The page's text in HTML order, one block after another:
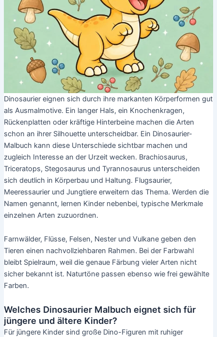
Dinosaurier eignen sich durch ihre markanten Körperformen gut
als Ausmalmotive. Ein langer Hals, ein Knochenkragen,
Rückenplatten oder kräftige Hinterbeine machen die Arten
schon an ihrer Silhouette unterscheidbar. Ein Dinosaurier-
Malbuch kann diese Unterschiede sichtbar machen und
zugleich Interesse an der Urzeit wecken. Brachiosaurus,
Triceratops, Stegosaurus und Tyrannosaurus unterscheiden
sich deutlich in Körperbau und Haltung. Flugsaurier,
Meeressaurier und Jungtiere erweitern das Thema. Werden die
Namen genannt, lernen Kinder nebenbei, typische Merkmale
einzelnen Arten zuzuordnen.
Farnwälder, Flüsse, Felsen, Nester und Vulkane geben den
Tieren einen nachvollziehbaren Rahmen. Bei der Farbwahl
bleibt Spielraum, weil die genaue Färbung vieler Arten nicht
sicher bekannt ist. Naturtöne passen ebenso wie frei gewählte
Farben.
Welches Dinosaurier Malbuch eignet sich für
jüngere und ältere Kinder?
Für jüngere Kinder sind große Dino-Figuren mit ruhiger